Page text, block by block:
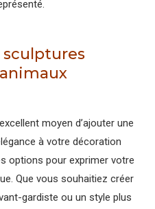
moyen d’ajouter une
à votre décoration
options pour exprimer votre
Que vous souhaitiez créer
gardiste ou un style plus